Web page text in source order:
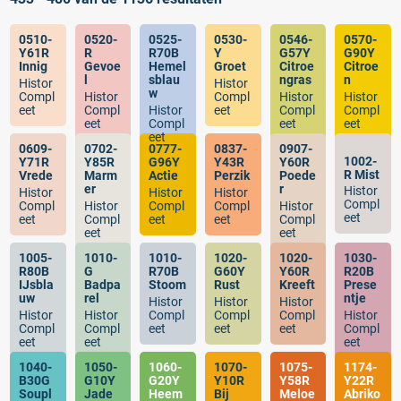
0510-
Y61R
Innig
Histor
Compl
eet
0520-
R
Gevoe
Histor
Compl
eet
0525-
R70B
Hemel
sblau
w
Histor
Compl
eet
0530-
Y
Groet
Histor
Compl
eet
0546-
G57Y
Citroe
ngras
Histor
Compl
eet
0570-
G90Y
Citroe
n
Histor
Compl
eet
0609-
Y71R
Vrede
Histor
Compl
eet
0702-
Y85R
Marm
er
Histor
Compl
eet
0777-
G96Y
Actie
Histor
Compl
eet
0837-
Y43R
Perzik
Histor
Compl
eet
0907-
Y60R
Poede
r
Histor
Compl
eet
1002-
R Mist
Histor
Compl
eet
1005-
R80B
IJsbla
uw
Histor
Compl
eet
1010-
G
Badpa
rel
Histor
Compl
eet
1010-
R70B
Stoom
Histor
Compl
eet
1020-
G60Y
Rust
Histor
Compl
eet
1020-
Y60R
Kreeft
Histor
Compl
eet
1030-
R20B
Prese
ntje
Histor
Compl
eet
1040-
B30G
Soupl
1050-
G10Y
Jade
1060-
G20Y
Heem
1070-
Y10R
Bij
1075-
Y58R
Meloe
1174-
Y22R
Abriko